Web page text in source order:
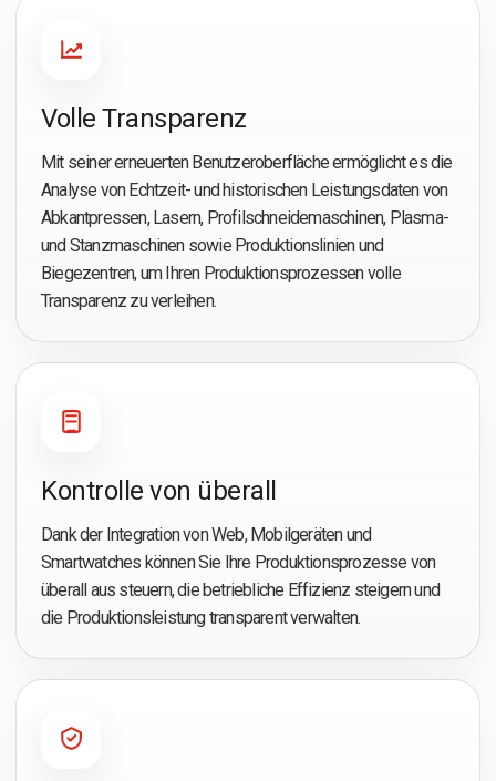
Volle Transparenz
Mit seiner erneuerten Benutzeroberfläche ermöglicht es die
Analyse von Echtzeit- und historischen Leistungsdaten von
Abkantpressen, Lasern, Profilschneidemaschinen, Plasma-
und Stanzmaschinen sowie Produktionslinien und
Biegezentren, um Ihren Produktionsprozessen volle
Transparenz zu verleihen.
Kontrolle von überall
Dank der Integration von Web, Mobilgeräten und
Smartwatches können Sie Ihre Produktionsprozesse von
überall aus steuern, die betriebliche Effizienz steigern und
die Produktionsleistung transparent verwalten.